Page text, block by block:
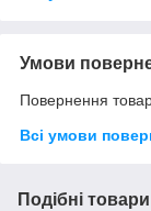
Умови
Повернення
Всі умови
Подібні